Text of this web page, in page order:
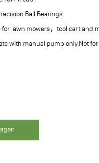
Ball Bearings.
lawn mowers，tool cart and
with manual pump only.Not